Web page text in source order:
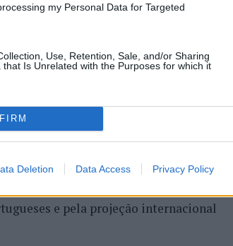
my Personal Data for Targeted
Use, Retention, Sale, and/or Sharing
Is Unrelated with the Purposes for which it
Deletion Data Access Privacy Policy
18 e 26 de julho, no Clube de Ténis
o regresso da competição ao circuito
anterior, ter integrado o circuito
o primeiro título ATP da carreira ao
uma edição marcada pela elevada
e pela projeção internacional